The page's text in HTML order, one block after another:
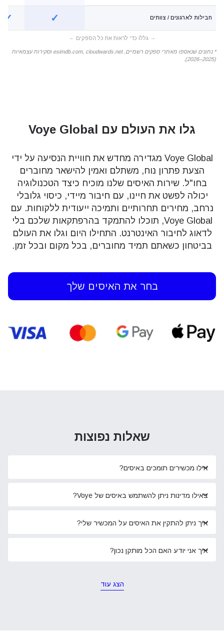
חבילות לארגונים / צוותים ✓
✓
* נתונים שנאספו מאתרי ספקים רשמיים, esimdb.com, cloudwards.net וסקירות עצמאיות
(2025–2026).
גלו את העולם עם Voye Global
Voye Global מגדירה מחדש את חוויית הנסיעה על ידי
הצעת פתרון נוח, משתלם ואמין להישאר מחוברים
בחו"ל. שירות האיסים שלנו מוכיח כיצד הטכנולוגיה
יכולה לפשט את חיינו, עם חיבור מיידי, כיסוי גלובלי
נרחב, מחירים תחרותיים ותמיכה ייעודית ללקוחות. עם
Voye Global, תוכלו להתמקד בהרפתקאות שלכם בלי
לדאוג לחיבור האינטרנט. התחילו היום וגלו את העולם
בביטחון כשאתם תמיד מחוברים, בכל מקום ובכל זמן.
בחר את האיסים שלך
שאלות נפוצות
אילו מכשירים תומכים באיסים?
באילו מדינות ניתן להשתמש באיסים של Voye?
איך ניתן להתקין את האיסים על המכשיר שלי?
איך אני יודע האם הכל מותקן נכון?
הצג עוד